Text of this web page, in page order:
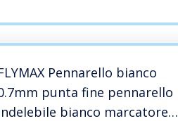
Pennarello bianco
punta fine pennarello
bianco marcatore